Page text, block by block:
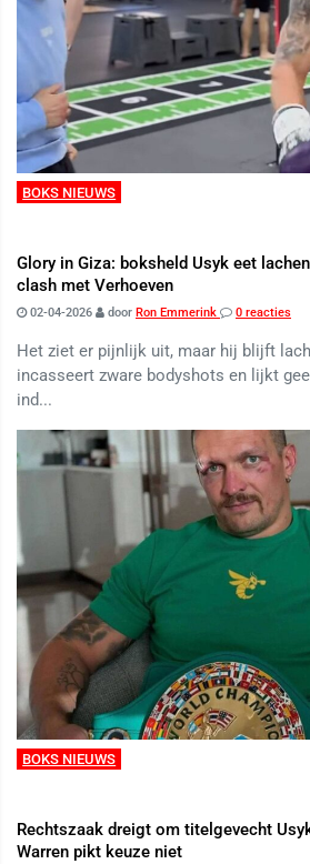
BOKS NIEUWS
Glory in Giza: boksheld Usyk eet
clash met Verhoeven
02-04-2026 door Ron Emmerink 0 reacties
Het ziet er pijnlijk uit, maar hij blijft
incasseert zware bodyshots en lijkt
ind...
BOKS NIEUWS
Rechtszaak dreigt om titelgevecht
Warren pikt keuze niet